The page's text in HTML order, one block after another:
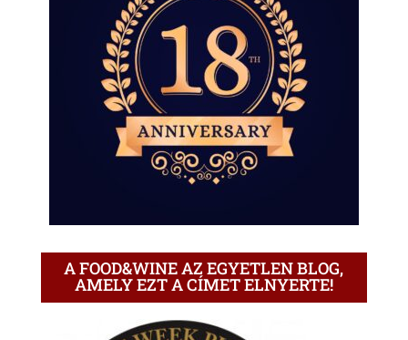
A FOOD&WINE AZ EGYETLEN BLOG,
AMELY EZT A CÍMET ELNYERTE!